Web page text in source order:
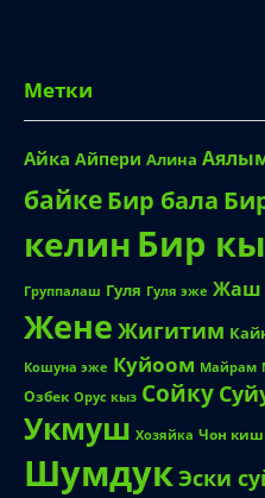
Метки
Айка Айпери Алина
байкеБир бала
келин Бир
Группалаш Гуля Гуля эже Жаш
Жене Жигитим
Кошуна эже Куйоом Майрам
Озбек Орус кыз Сойку
Укмуш Хозяйка Чон
ШумдукЭски